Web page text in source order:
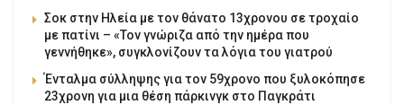
Σοκ στην Ηλεία με τον θάνατο 13χρονου σε τροχαίο
με πατίνι – «Τον γνώριζα από την ημέρα που
γεννήθηκε», συγκλονίζουν τα λόγια του γιατρού
Ένταλμα σύλληψης για τον 59χρονο που ξυλοκόπησε
23χρονη για μια θέση πάρκινγκ στο Παγκράτι